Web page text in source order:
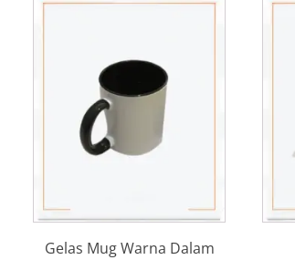
Gelas Mug Warna Dalam